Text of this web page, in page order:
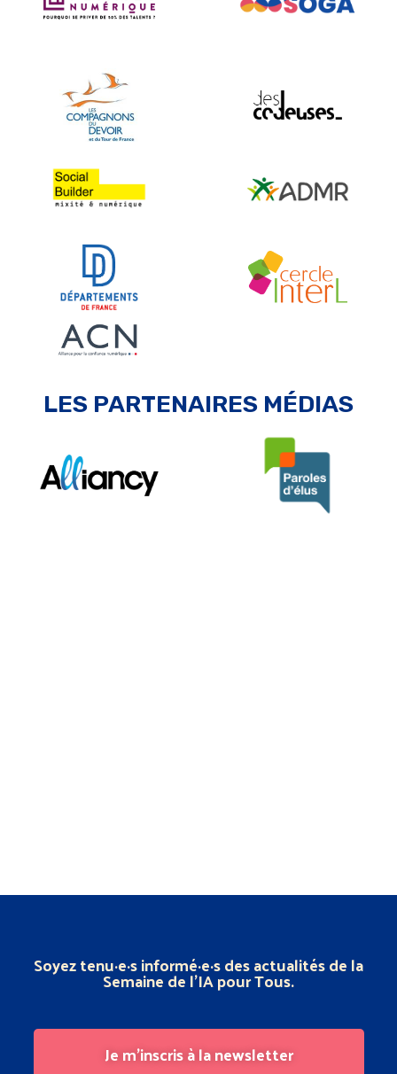
LES PARTENAIRES MÉDIAS
Soyez tenu·e·s informé·e·s des actualités de la
Semaine de l’IA pour Tous.
Je m'inscris à la newsletter